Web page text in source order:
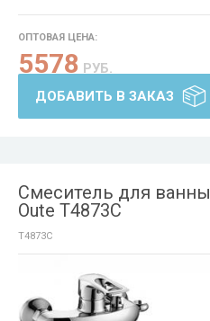
ОПТОВАЯ ЦЕНА:
5578 РУБ.
ДОБАВИТЬ В ЗАКАЗ
Смеситель для ванны
Oute T4873C
T4873C